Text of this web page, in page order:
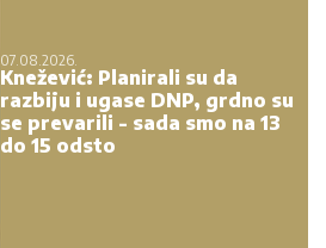
07.08.2026.
Knežević: Planirali su da
razbiju i ugase DNP, grdno su
se prevarili - sada smo na 13
do 15 odsto